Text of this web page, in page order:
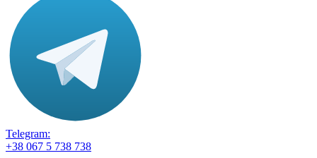
Telegram:
+38 067 5 738 738